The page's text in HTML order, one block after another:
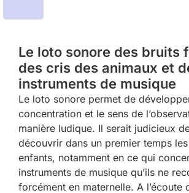
Le loto sonore des bruits
des cris des animaux et
instruments de musique
Le loto sonore permet de
concentration et le sens de
manière ludique. Il serait judicieux
découvrir dans un premier temps
enfants, notamment en ce qui
instruments de musique qu’ils ne
forcément en maternelle. A l’écoute